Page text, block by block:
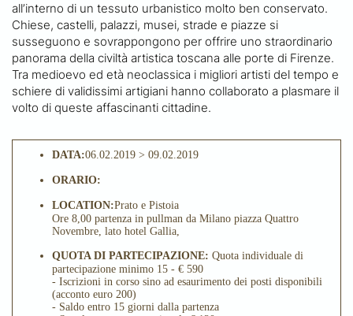
all’interno di un tessuto urbanistico molto ben conservato.
Chiese, castelli, palazzi, musei, strade e piazze si
susseguono e sovrappongono per offrire uno straordinario
panorama della civiltà artistica toscana alle porte di Firenze.
Tra medioevo ed età neoclassica i migliori artisti del tempo e
schiere di validissimi artigiani hanno collaborato a plasmare il
volto di queste affascinanti cittadine.
DATA:06.02.2019 > 09.02.2019
ORARIO:
LOCATION:Prato e Pistoia
Ore 8,00 partenza in pullman da Milano piazza Quattro
Novembre, lato hotel Gallia,
QUOTA DI PARTECIPAZIONE: Quota individuale di
partecipazione minimo 15 - € 590
- Iscrizioni in corso sino ad esaurimento dei posti disponibili
(acconto euro 200)
- Saldo entro 15 giorni dalla partenza